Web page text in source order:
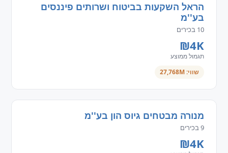
הראל השקעות בביטוח ושרותים פיננסים
בע''מ
10 בכירים
₪4K
תגמול ממוצע
שווי: 27,768M
מנורה מבטחים גיוס הון בע''מ
9 בכירים
₪4K